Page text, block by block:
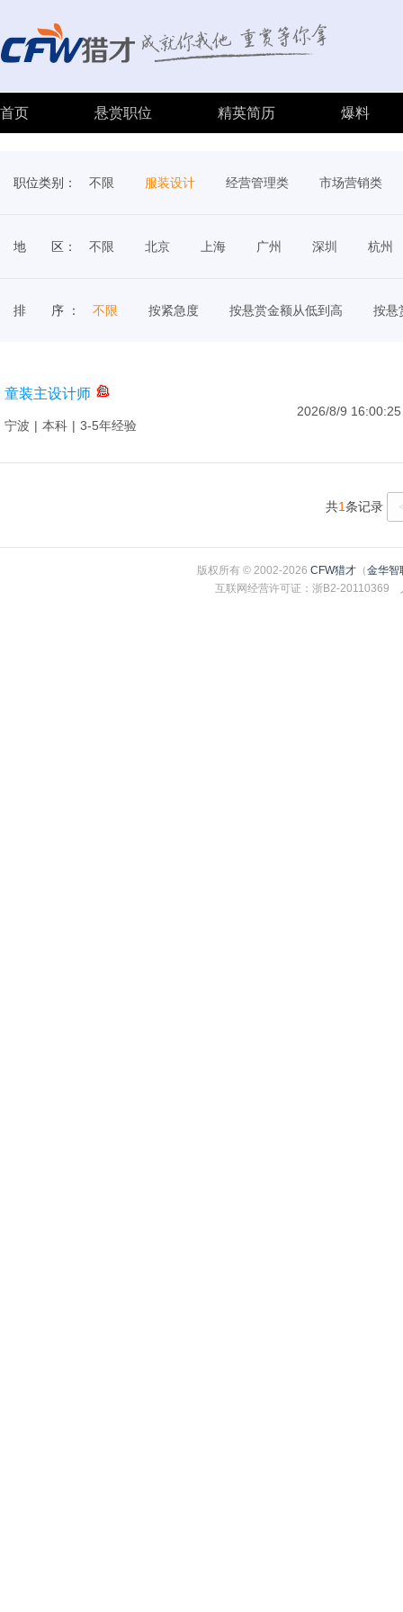
首页 悬赏职位 精英简历 爆料
职位类别： 不限 服装设计 经营管理类 市场营销类
地 区： 不限 北京 上海 广州 深圳 杭州
排 序 ： 不限 按紧急度 按悬赏金额从低到高 按悬
童装主设计师
宁波 | 本科 | 3-5年经验
2026/8/9 16:00:25
共1条记录
版权所有 © 2002-2026 CFW猎才 （金华智
互联网经营许可证：浙B2-20110369